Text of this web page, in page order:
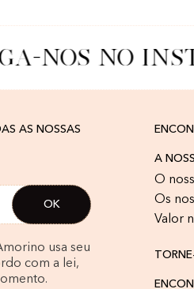
NOS NO
AS NOSSAS
usa seu
com a lei,
A
O
Os
Valor